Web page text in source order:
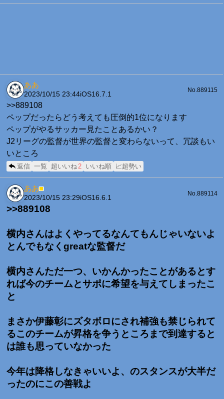
ああ
2023/10/15 23:44iOS16.7.1
No.889115
>>889108
ペップだったらどう考えても圧倒的1位になります
ペップがやるサッカー見たことあるかい？
J2リーグの監督が世界の監督と変わらないって、冗談もい
いところ
返信 一覧 超いいね2 いいね順 📈超勢い
ああ■
2023/10/15 23:29iOS16.6.1
No.889114
>>889108
横内さんはよくやってるなんてもんじゃいないよ
とんでもなくgreatな監督だ
横内さんただ一つ、いかんかったことがあるとす
れば今のチームとサポに希望を与えてしまったこ
と
まさか伊藤彰にズタボロにされ補強も禁じられて
るこのチームが昇格を争うところまで到達すると
は誰も思っていなかった
今年は降格しなきゃいいよ、のスタンスが大半だ
ったのにこの善戦よ